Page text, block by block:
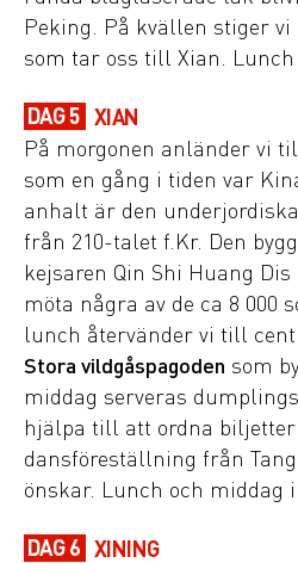
Peking. På kvällen stiger vi
som tar oss till Xian.
DAG 5 XIAN
På morgonen anländer vi
som en gång i tiden var
anhalt är den underjordiska
från 210-talet f.Kr. Den
kejsaren Qin Shi Huang
möta några av de ca 8 000
lunch återvänder vi till
Stora vildgåspagoden som
middag serveras
hjälpa till att ordna
dansföreställning från
önskar. Lunch och middag
DAG 6 XINING